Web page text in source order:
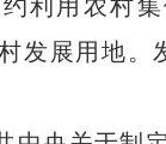
利用农村
发展用地。